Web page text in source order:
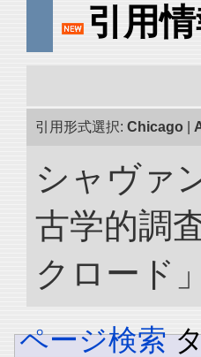
引用
引用形式選択: Chicago
シャヴァ
古学的調
クロード
ページ検索